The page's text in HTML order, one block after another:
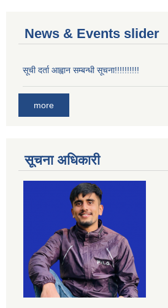
News & Events slider
सूची दर्ता आह्वान सम्बन्धी सूचना!!!!!!!!!!
more
सूचना अधिकारी